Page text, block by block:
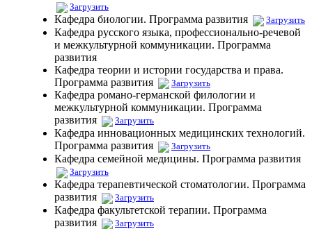
Загрузить
Кафедра биологии. Программа развития Загрузить
Кафедра русского языка, профессионально-речевой
и межкультурной коммуникации. Программа
развития
Кафедра теории и истории государства и права.
Программа развития
Загрузить
Кафедра романо-германской филологии и
межкультурной коммуникации. Программа
развития
Загрузить
Кафедра инновационных медицинских технологий.
Программа развития
Загрузить
Кафедра семейной медицины. Программа развития
Загрузить
Кафедра терапевтической стоматологии. Программа
развития
Загрузить
Кафедра факультетской терапии. Программа
развития
Загрузить